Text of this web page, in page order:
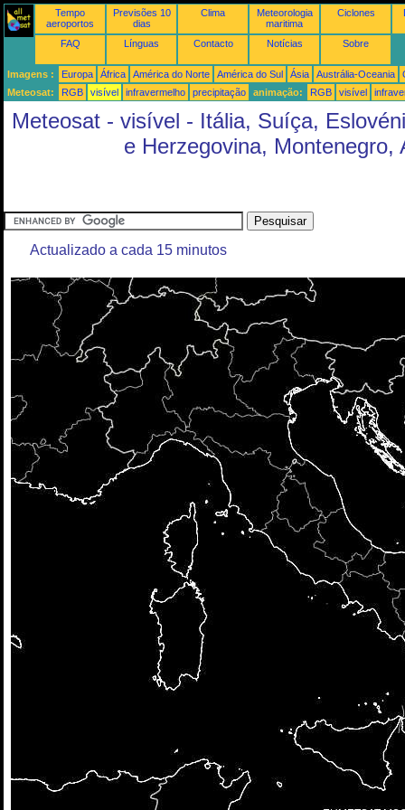
Tempo
aeroportos
Previsões 10
dias
Clima
Meteorologia
maritima
Ciclones
FAQ Línguas Contacto Notícias Sobre
Imagens : Europa África América do Norte América do Sul Ásia Austrália-Oceania
Meteosat:
RGB visível infravermelho precipitação animação: RGB visível
Meteosat - visível - Itália, Suíça,
e Herzegovina, Montenegro,
Actualizado a cada 15 minutos